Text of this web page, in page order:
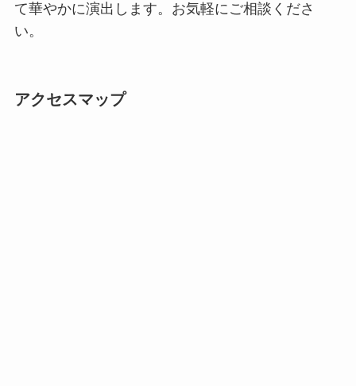
て華やかに演出します。お気軽にご相談くださ
い。
アクセスマップ